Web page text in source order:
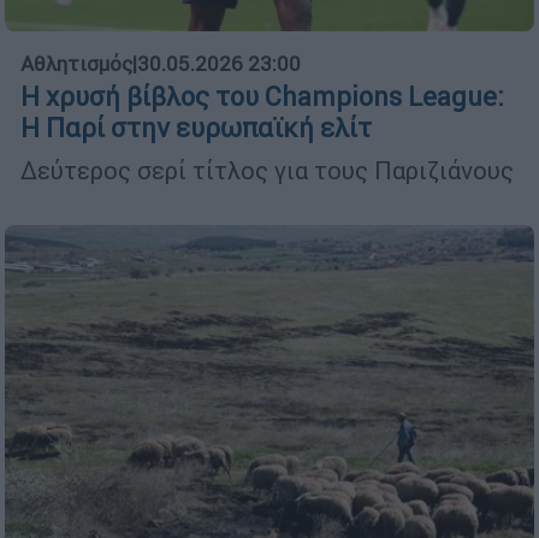
Αθλητισμός|30.05.2026 23:00
Η χρυσή βίβλος του Champions League:
Η Παρί στην ευρωπαϊκή ελίτ
Δεύτερος σερί τίτλος για τους Παριζιάνους